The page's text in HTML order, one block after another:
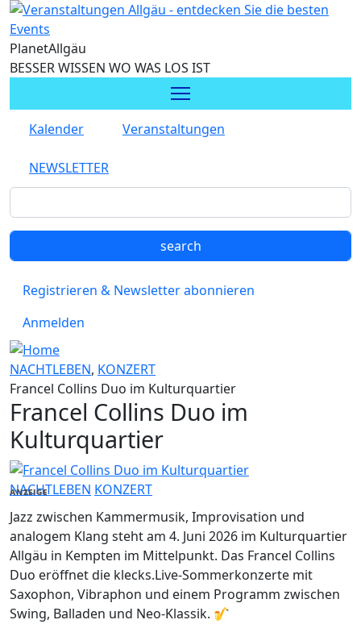
Direkt zum Inhalt
PlanetAllgäu
BESSER WISSEN WO WAS LOS IST
Kalender Veranstaltungen
NEWSLETTER
Registrieren & Newsletter abonnieren
Anmelden
NACHTLEBEN, KONZERT
Francel Collins Duo im Kulturquartier
Francel Collins Duo im
Kulturquartier
NACHTLEBEN KONZERT
ANZEIGE
Jazz zwischen Kammermusik, Improvisation und
analogem Klang steht am 4. Juni 2026 im Kulturquartier
Allgäu in Kempten im Mittelpunkt. Das Francel Collins
Duo eröffnet die klecks.Live-Sommerkonzerte mit
Saxophon, Vibraphon und einem Programm zwischen
Swing, Balladen und Neo-Klassik. 🎷